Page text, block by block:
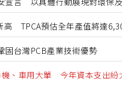
高 TPCA預估全年產值將達
台灣PCB產業技術優勢
、車用大單 今年資本支出